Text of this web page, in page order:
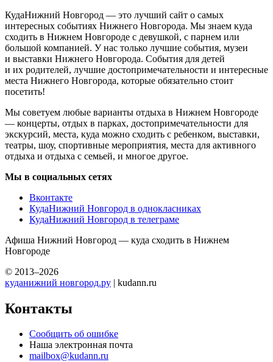
КудаНижний Новгород — это лучший сайт о самых
интересных событиях Нижнего Новгорода. Мы знаем куда
сходить в Нижнем Новгороде с девушкой, с парнем или
большой компанией. У нас только лучшие события, музеи
и выставки Нижнего Новгорода. События для детей
и их родителей, лучшие достопримечательности и интересные
места Нижнего Новгорода, которые обязательно стоит
посетить!
Мы советуем любые варианты отдыха в Нижнем Новгороде
— концерты, отдых в парках, достопримечательности для
экскурсий, места, куда можно сходить с ребенком, выставки,
театры, шоу, спортивные мероприятия, места для активного
отдыха и отдыха с семьей, и многое другое.
Мы в социальных сетях
Вконтакте
КудаНижний Новгород в однокласниках
КудаНижний Новгород в телеграме
Афиша Нижний Новгород — куда сходить в Нижнем
Новгороде
© 2013–2026
куданижний новгород.ру | kudann.ru
Контакты
Сообщить об ошибке
Наша электронная почта
mailbox@kudann.ru